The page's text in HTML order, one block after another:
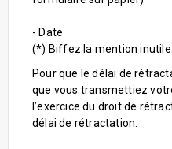
- Date
(*) Biffez la mention inutile.
Pour que le délai de
que vous transmettiez
l’exercice du droit de
délai de rétractation.